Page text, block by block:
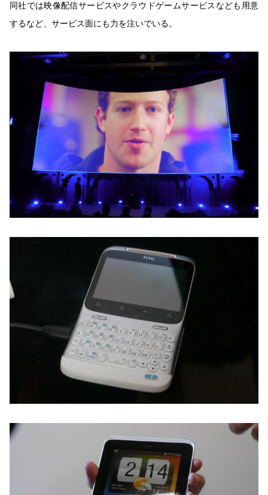
同社では映像配信サービスやクラウドゲームサービスなども用意
するなど、サービス面にも力を注いでいる。